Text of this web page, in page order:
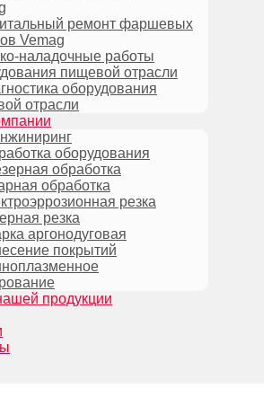
ремонт фаршевых
Vemag
наладочные работы
пищевой отрасли
оборудования
отрасли
оборудования
обработка
обработка
резка
резка
аргонодуговая
покрытий
продукции